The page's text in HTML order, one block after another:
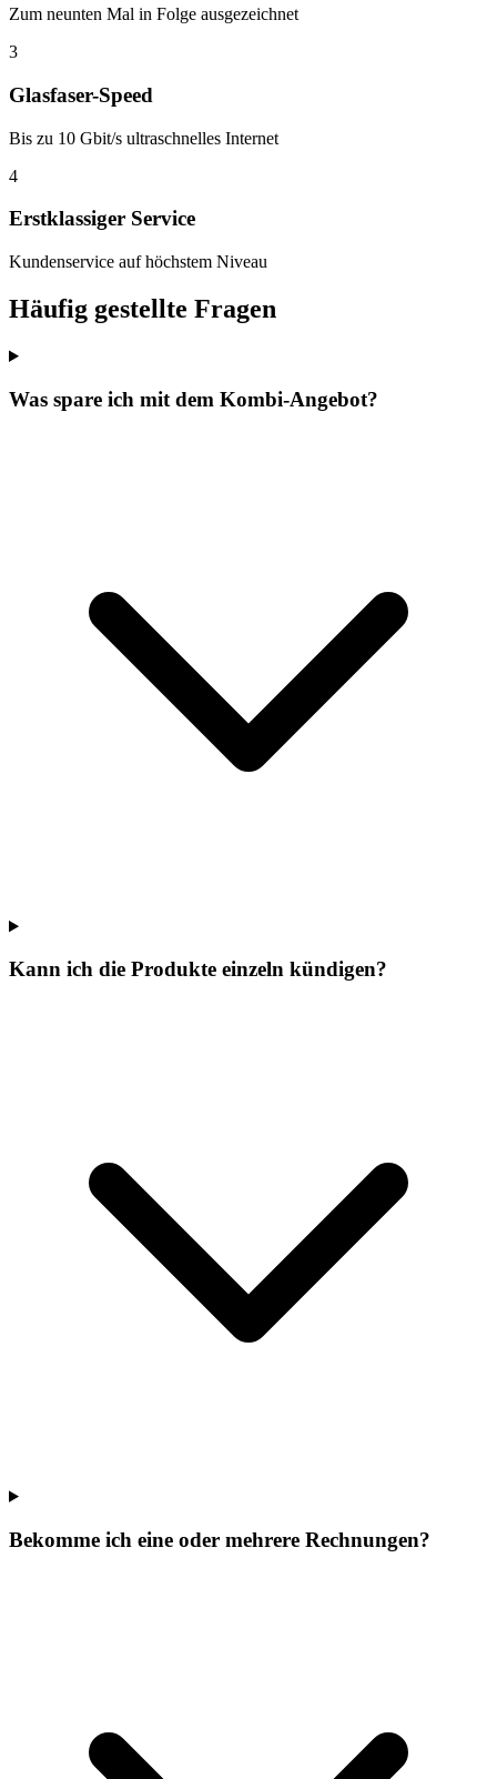
Zum neunten Mal in Folge ausgezeichnet
3
Glasfaser-Speed
Bis zu 10 Gbit/s ultraschnelles Internet
4
Erstklassiger Service
Kundenservice auf höchstem Niveau
Häufig gestellte Fragen
Was spare ich mit dem Kombi-Angebot?
Kann ich die Produkte einzeln kündigen?
Bekomme ich eine oder mehrere Rechnungen?